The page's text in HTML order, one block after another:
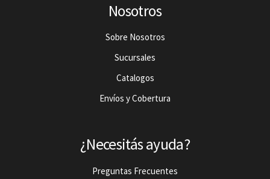
Nosotros
Sobre Nosotros
Sucursales
Catalogos
Envíos y Cobertura
¿Necesitás ayuda?
Preguntas Frecuentes